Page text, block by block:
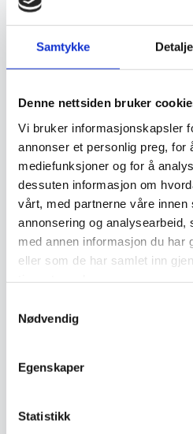
Samtykke
Denne nettsiden bruker
Vi bruker informasjonskapsler
annonser et personlig preg, for
mediefunksjoner og for å
dessuten informasjon om
vårt, med partnerne våre innen
annonsering og analysearbeid,
med annen informasjon du har
eller som de har samlet inn
Nødvendig
Egenskaper
Statistikk
Vektor – Grå
499kr
Legg I Handlekurv